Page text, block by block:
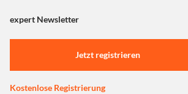
"Marketing".
Einstellungen anpassen
expert Newsletter
Jetzt registrieren
Kostenlose Registrierung